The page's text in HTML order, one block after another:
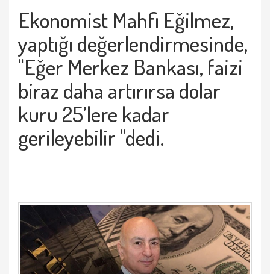
Ekonomist Mahfi Eğilmez,
yaptığı değerlendirmesinde,
"Eğer Merkez Bankası, faizi
biraz daha artırırsa dolar
kuru 25’lere kadar
gerileyebilir "dedi.